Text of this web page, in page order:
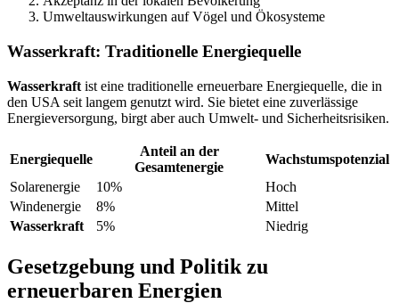
Umweltauswirkungen auf Vögel und Ökosysteme
Wasserkraft: Traditionelle Energiequelle
Wasserkraft ist eine traditionelle erneuerbare Energiequelle, die in
den USA seit langem genutzt wird. Sie bietet eine zuverlässige
Energieversorgung, birgt aber auch Umwelt- und Sicherheitsrisiken.
Energiequelle
Anteil an der
Gesamtenergie
Wachstumspotenzial
Solarenergie
10%
Hoch
Windenergie
8%
Mittel
Wasserkraft
5% Niedrig
Gesetzgebung und Politik zu
erneuerbaren Energien